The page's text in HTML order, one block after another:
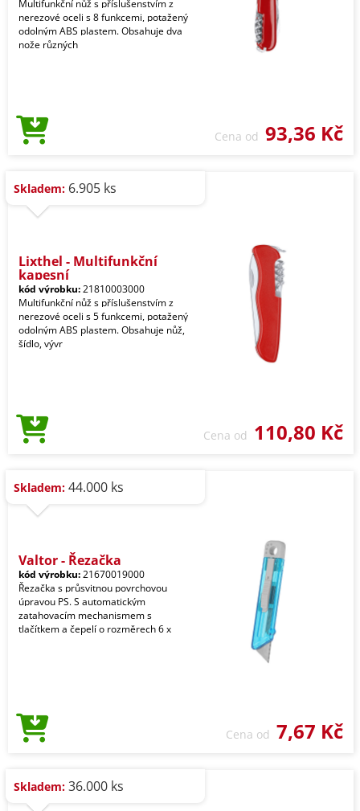
Multifunkční nůž s příslušenstvím z
nerezové oceli s 8 funkcemi, potažený
odolným ABS plastem. Obsahuje dva
nože různých
Cena od 93,36 Kč
Skladem: 6.905 ks
Lixthel - Multifunkční
kapesní
kód výrobku:21810003000
Multifunkční nůž s příslušenstvím z
nerezové oceli s 5 funkcemi, potažený
odolným ABS plastem. Obsahuje nůž,
šídlo, vývr
Cena od 110,80 Kč
Skladem: 44.000 ks
Valtor - Řezačka
kód výrobku:21670019000
Řezačka s průsvitnou povrchovou
úpravou PS. S automatickým
zatahovacím mechanismem s
tlačítkem a čepelí o rozměrech 6 x
Cena od 7,67 Kč
Skladem: 36.000 ks